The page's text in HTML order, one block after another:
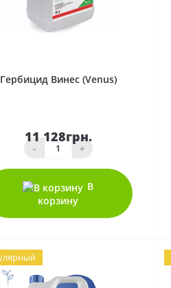
Гербицид Винес (Vеnus)
11 128грн.
- +
В
корзину